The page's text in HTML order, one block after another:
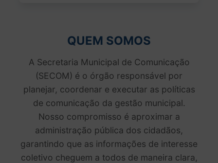
QUEM SOMOS
A Secretaria Municipal de Comunicação
(SECOM) é o órgão responsável por
planejar, coordenar e executar as políticas
de comunicação da gestão municipal.
Nosso compromisso é aproximar a
administração pública dos cidadãos,
garantindo que as informações de interesse
coletivo cheguem a todos de maneira clara,